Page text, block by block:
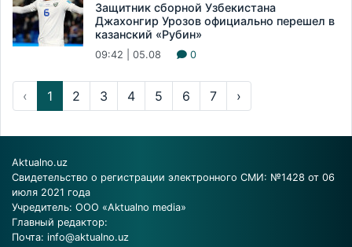
Защитник сборной Узбекистана
Джахонгир Урозов официально перешел в
казанский «Рубин»
09:42 | 05.08 0
‹ 1 2 3 4 5 6 7 ›
Aktualno.uz
Свидетельство о регистрации электронного СМИ: №1428 от 06
июля 2021 года
Учредитель: ООО «Aktualno media»
Главный редактор:
Почта: info@aktualno.uz